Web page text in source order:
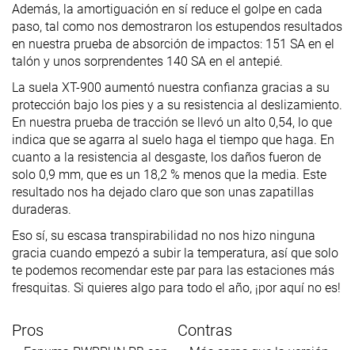
Además, la amortiguación en sí reduce el golpe en cada
paso, tal como nos demostraron los estupendos resultados
en nuestra prueba de absorción de impactos: 151 SA en el
talón y unos sorprendentes 140 SA en el antepié.
La suela XT-900 aumentó nuestra confianza gracias a su
protección bajo los pies y a su resistencia al deslizamiento.
En nuestra prueba de tracción se llevó un alto 0,54, lo que
indica que se agarra al suelo haga el tiempo que haga. En
cuanto a la resistencia al desgaste, los daños fueron de
solo 0,9 mm, que es un 18,2 % menos que la media. Este
resultado nos ha dejado claro que son unas zapatillas
duraderas.
Eso sí, su escasa transpirabilidad no nos hizo ninguna
gracia cuando empezó a subir la temperatura, así que solo
te podemos recomendar este par para las estaciones más
fresquitas. Si quieres algo para todo el año, ¡por aquí no es!
Pros Contras